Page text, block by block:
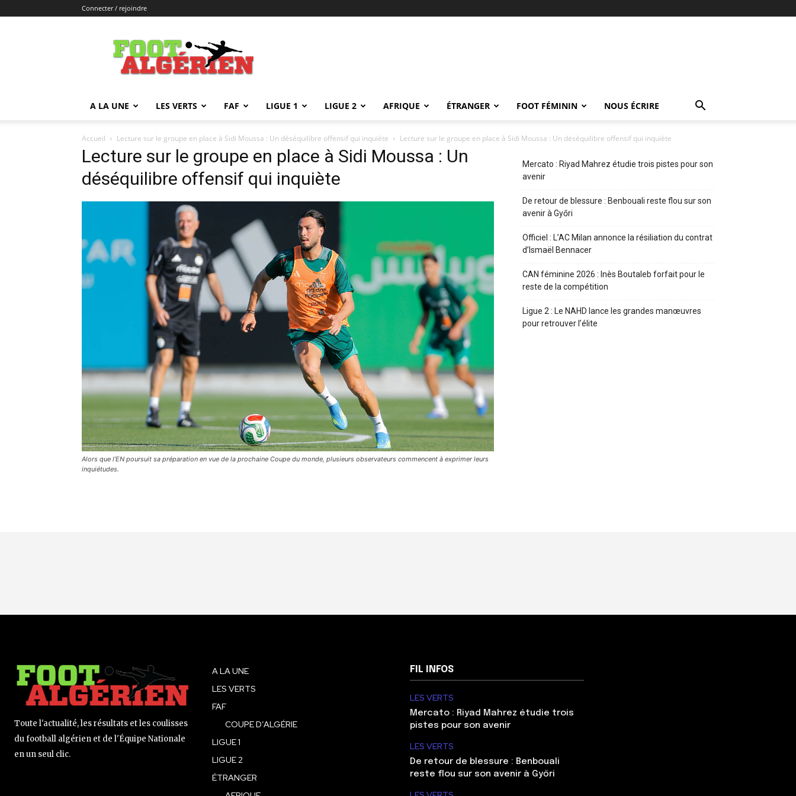
Connecter / rejoindre
FOOTALGERIEN
A LA UNE LES VERTS FAF LIGUE 1 LIGUE 2 AFRIQUE ÉTRANGER FOOT FÉMININ NOUS ÉCRIRE
Accueil Lecture sur le groupe en place à Sidi Moussa : Un déséquilibre offensif qui inquiète Lecture sur le groupe en place à Sidi Moussa : Un déséquilibre offensif qui inquiète
Lecture sur le groupe en place à Sidi Moussa : Un
déséquilibre offensif qui inquiète
Alors que l’EN poursuit sa préparation en vue de la prochaine Coupe du monde, plusieurs observateurs commencent à exprimer leurs
inquiétudes.
Mercato : Riyad Mahrez étudie trois pistes pour son
avenir
De retour de blessure : Benbouali reste flou sur son
avenir à Győri
Officiel : L’AC Milan annonce la résiliation du contrat
d’Ismaël Bennacer
CAN féminine 2026 : Inès Boutaleb forfait pour le
reste de la compétition
Ligue 2 : Le NAHD lance les grandes manœuvres
pour retrouver l’élite
Toute l'actualité, les résultats et les coulisses
du football algérien et de l'Équipe Nationale
en un seul clic.
A LA UNE
LES VERTS
FAF
COUPE D’ALGÉRIE
LIGUE 1
LIGUE 2
ÉTRANGER
FIL INFOS
LES VERTS
Mercato : Riyad Mahrez étudie trois
pistes pour son avenir
LES VERTS
De retour de blessure : Benbouali
reste flou sur son avenir à Győri